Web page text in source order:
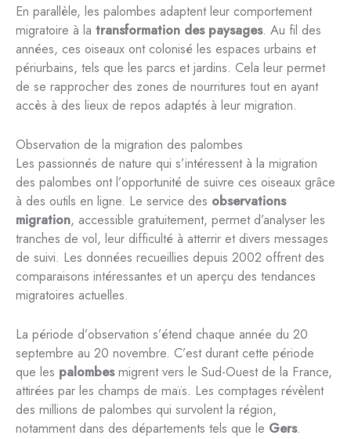
En parallèle, les palombes adaptent leur comportement
migratoire à la transformation des paysages. Au fil des
années, ces oiseaux ont colonisé les espaces urbains et
périurbains, tels que les parcs et jardins. Cela leur permet
de se rapprocher des zones de nourritures tout en ayant
accès à des lieux de repos adaptés à leur migration.
Observation de la migration des palombes
Les passionnés de nature qui s’intéressent à la migration
des palombes ont l’opportunité de suivre ces oiseaux grâce
à des outils en ligne. Le service des observations
migration, accessible gratuitement, permet d’analyser les
tranches de vol, leur difficulté à atterrir et divers messages
de suivi. Les données recueillies depuis 2002 offrent des
comparaisons intéressantes et un aperçu des tendances
migratoires actuelles.
La période d’observation s’étend chaque année du 20
septembre au 20 novembre. C’est durant cette période
que les palombesmigrent vers le Sud-Ouest de la France,
attirées par les champs de maïs. Les comptages révèlent
des millions de palombes qui survolent la région,
notamment dans des départements tels que le Gers.